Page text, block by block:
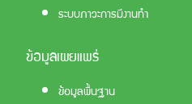
ระบบภาวะการมีงานทำ
ข้อมูลเผยแพร่
ข้อมูลพื้นฐาน